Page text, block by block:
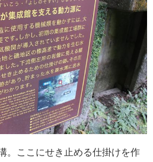
。ここにせき止める仕掛けを作